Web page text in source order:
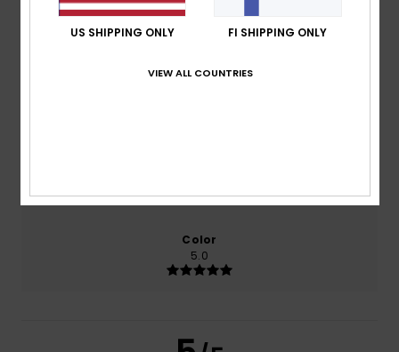
based on1 verified reviews
since maaliskuuta 2026
Color
5.0
US SHIPPING ONLY FI SHIPPING ONLY
VIEW ALL COUNTRIES